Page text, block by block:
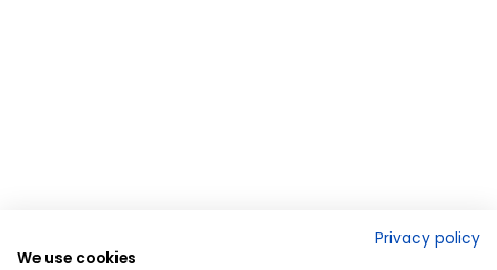
Privacy policy
We use cookies